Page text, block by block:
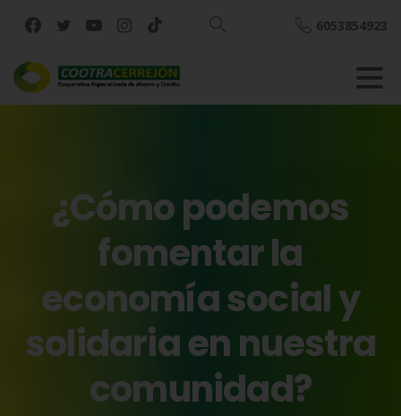
Buscar
6053854923
¿Cómopodemos
fomentarla
economíasocialy
solidariaennuestra
comunidad?